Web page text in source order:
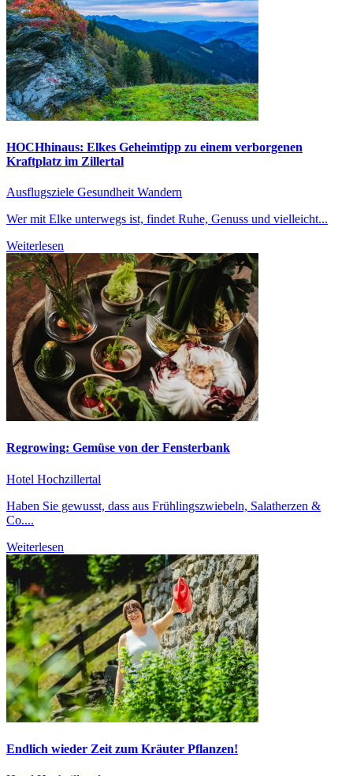
HOCHhinaus: Elkes Geheimtipp zu einem verborgenen
Kraftplatz im Zillertal
Ausflugsziele Gesundheit Wandern
Wer mit Elke unterwegs ist, findet Ruhe, Genuss und vielleicht...
Weiterlesen
Regrowing: Gemüse von der Fensterbank
Hotel Hochzillertal
Haben Sie gewusst, dass aus Frühlingszwiebeln, Salatherzen &
Co....
Weiterlesen
Endlich wieder Zeit zum Kräuter Pflanzen!